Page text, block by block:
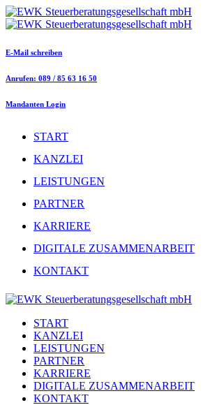
E-Mail schreiben
Anrufen: 089 / 85 63 16 50
Mandanten Login
START
KANZLEI
LEISTUNGEN
PARTNER
KARRIERE
DIGITALE ZUSAMMENARBEIT
KONTAKT
START
KANZLEI
LEISTUNGEN
PARTNER
KARRIERE
DIGITALE ZUSAMMENARBEIT
KONTAKT